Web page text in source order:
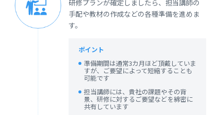
研修プランが確定しましたら、担当講師の
手配や教材の作成などの各種準備を進めま
す。
ポイント
準備期間は通常3カ月ほど頂戴していま
すが、ご要望によって短縮することも
可能です
担当講師には、貴社の課題やその背
景、研修に対するご要望などを綿密に
共有しています